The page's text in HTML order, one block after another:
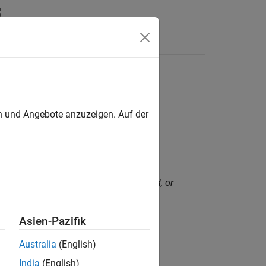
Answers
resource has been expired, released, or
Angebote anzuzeigen. Auf der
Asien-Pazifik
Australia (English)
India (English)